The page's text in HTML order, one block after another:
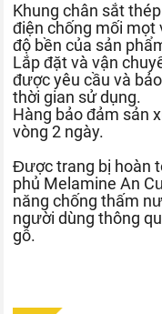
Khung chân sắt
điện chống mối mọt
độ bền của sản
Lắp đặt và vận
được yêu cầu và
thời gian sử dụng.
Hàng bảo đảm sản
vòng 2 ngày.
Được trang bị hoàn
phủ Melamine An
năng chống thấm
người dùng thông
gỗ.